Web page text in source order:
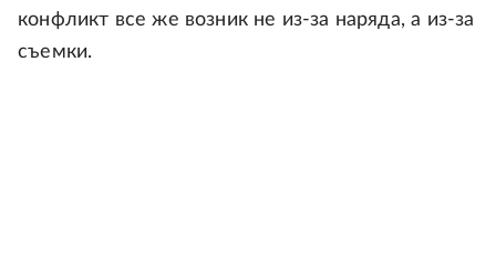
конфликт все же возник не из-за наряда, а из-за
съемки.